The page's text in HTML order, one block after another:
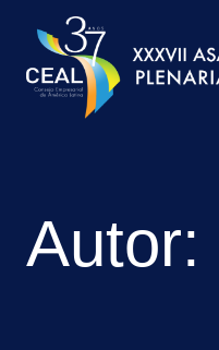
contenido
Autor: